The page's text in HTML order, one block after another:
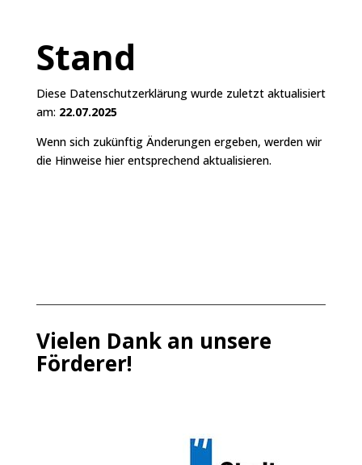
Stand
Diese Datenschutzerklärung wurde zuletzt aktualisiert
am: 22.07.2025
Wenn sich zukünftig Änderungen ergeben, werden wir
die Hinweise hier entsprechend aktualisieren.
Vielen Dank an unsere
Förderer!